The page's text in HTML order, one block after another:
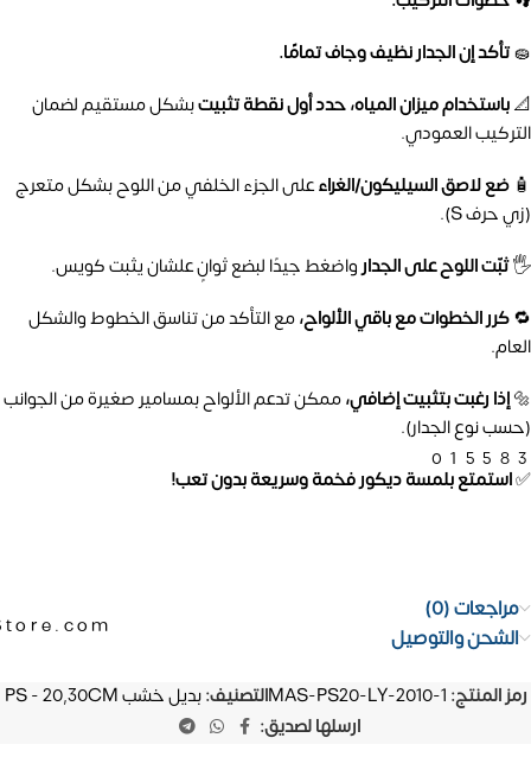
🧽تأكد إن الجدار نظيف وجاف تمامًا.
📐باستخدام ميزان المياه، حدد أول نقطة تثبيتبشكل مستقيم لضمان
التركيب العمودي.
🧴 ضع لاصق السيليكون/الغراءعلى الجزء الخلفي من اللوح بشكل متعرج
(زي حرف S).
🖐️ثبّت اللوح على الجدارواضغط جيدًا لبضع ثوانٍ علشان يثبت كويس.
🔁كرر الخطوات مع باقي الألواح،مع التأكد من تناسق الخطوط والشكل
العام.
🔩إذا رغبت بتثبيت إضافي،ممكن تدعم الألواح بمسامير صغيرة من الجوانب
(حسب نوع الجدار).
✅استمتع بلمسة ديكور فخمة وسريعة بدون تعب!
مراجعات (0)
الشحن والتوصيل
رمز المنتج: MAS-PS20-LY-2010-1التصنيف:بديل خشب PS - 20,30CM
ارسلها لصديق: